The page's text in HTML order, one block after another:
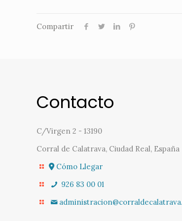
Compartir
Contacto
C/Virgen 2 - 13190
Corral de Calatrava, Ciudad Real, España
Cómo Llegar
926 83 00 01